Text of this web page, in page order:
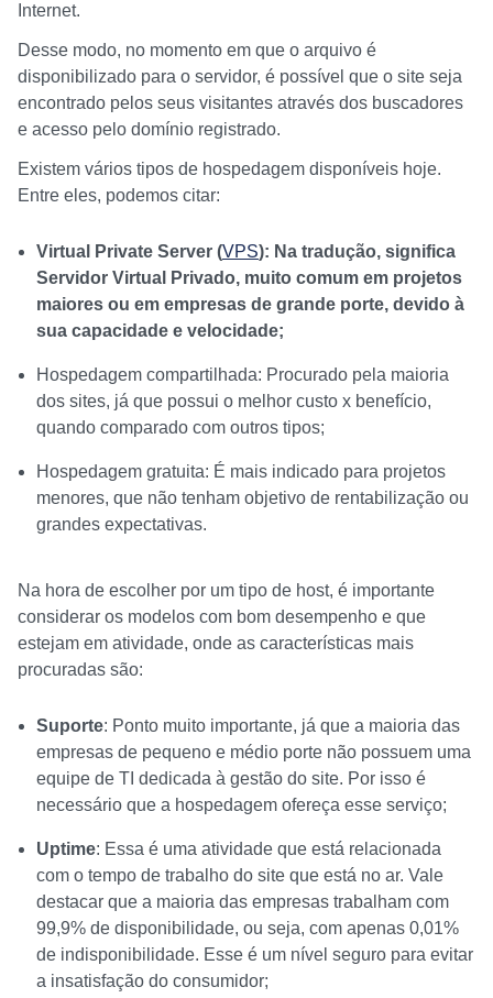
Internet.
Desse modo, no momento em que o arquivo é
disponibilizado para o servidor, é possível que o site seja
encontrado pelos seus visitantes através dos buscadores
e acesso pelo domínio registrado.
Existem vários tipos de hospedagem disponíveis hoje.
Entre eles, podemos citar:
Virtual Private Server (VPS): Na tradução, significa
Servidor Virtual Privado, muito comum em projetos
maiores ou em empresas de grande porte, devido à
sua capacidade e velocidade;
Hospedagem compartilhada: Procurado pela maioria
dos sites, já que possui o melhor custo x benefício,
quando comparado com outros tipos;
Hospedagem gratuita: É mais indicado para projetos
menores, que não tenham objetivo de rentabilização ou
grandes expectativas.
Na hora de escolher por um tipo de host, é importante
considerar os modelos com bom desempenho e que
estejam em atividade, onde as características mais
procuradas são:
Suporte: Ponto muito importante, já que a maioria das
empresas de pequeno e médio porte não possuem uma
equipe de TI dedicada à gestão do site. Por isso é
necessário que a hospedagem ofereça esse serviço;
Uptime: Essa é uma atividade que está relacionada
com o tempo de trabalho do site que está no ar. Vale
destacar que a maioria das empresas trabalham com
99,9% de disponibilidade, ou seja, com apenas 0,01%
de indisponibilidade. Esse é um nível seguro para evitar
a insatisfação do consumidor;